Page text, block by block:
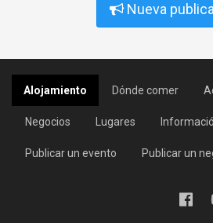
Nueva
Alojamiento Dónde comer
Negocios Lugares
Publicar un evento Publicar un